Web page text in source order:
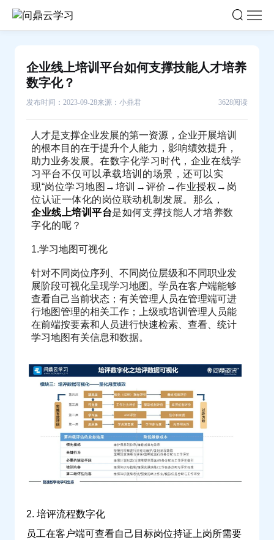
企业线上培训平台如何支撑技能人才培养
数字化？
发布时间：2023-09-28来源：小鼎君 3628阅读
人才是支撑企业发展的第一资源，企业开展培训
的根本目的在于提升个人能力，影响绩效提升，
助力业务发展。 在数字化学习时代，企业在线学
习平台不仅可以 承载培训的场景，还可以实
现“岗位学习地图→培训→评价→作业授权→岗
位认证一体化的岗位联动机制发展。那么，
企业线上培训平台是如何支撑技能人才培养数
字化的呢？
1.学习地图可视化
针对不同岗位序列、不同岗位层级和不同职业发
展阶段可视化呈现学习地图。学员在客户端能够
查看自己当前状态；有关管理人员在管理端可进
行地图管理的相关工作；上级或培训管理人员能
在前端按要素和人员进行快速检索、查看、统计
学习地图有关信息和数据。
2. 培评流程数字化
员工在客户端可查看自己目标岗位持证上岗所需要